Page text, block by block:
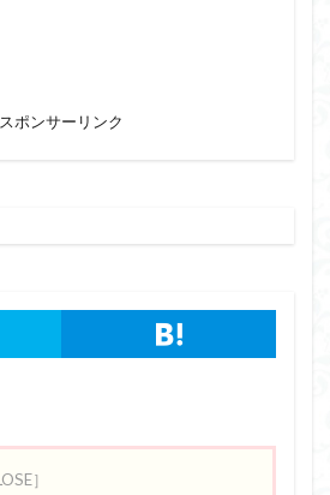
スポンサーリンク